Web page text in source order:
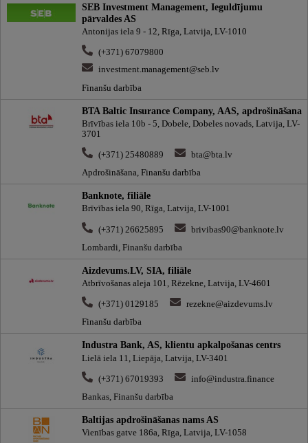
SEB Investment Management, Ieguldījumu
pārvaldes AS
Antonijas iela 9 - 12, Rīga, Latvija, LV-1010
(+371) 67079800
investment.management@seb.lv
Finanšu darbība
BTA Baltic Insurance Company, AAS, apdrošināšana
Brīvības iela 10b - 5, Dobele, Dobeles novads, Latvija, LV-
3701
(+371) 25480889
bta@bta.lv
Apdrošināšana, Finanšu darbība
Banknote, filiāle
Brīvības iela 90, Rīga, Latvija, LV-1001
(+371) 26625895
brivibas90@banknote.lv
Lombardi, Finanšu darbība
Aizdevums.LV, SIA, filiāle
Atbrīvošanas aleja 101, Rēzekne, Latvija, LV-4601
(+371) 0129185
rezekne@aizdevums.lv
Finanšu darbība
Industra Bank, AS, klientu apkalpošanas centrs
Lielā iela 11, Liepāja, Latvija, LV-3401
(+371) 67019393
info@industra.finance
Bankas, Finanšu darbība
Baltijas apdrošināšanas nams AS
Vienības gatve 186a, Rīga, Latvija, LV-1058